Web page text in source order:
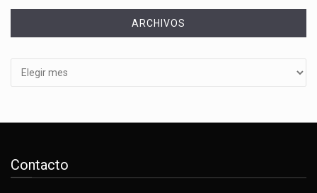
ARCHIVOS
Contacto